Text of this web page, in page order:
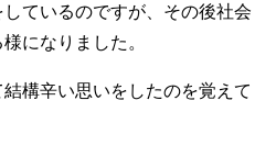
ているのですが、その後社会
になりました。
構辛い思いをしたのを覚えて